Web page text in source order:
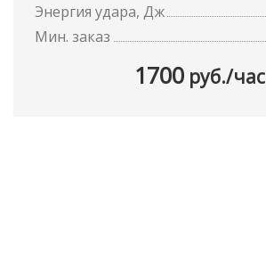
Энергия удара, Дж
Мин. заказ
1700руб./час